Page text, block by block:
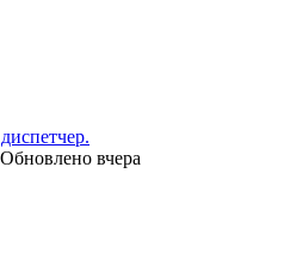
Обновлено вчера